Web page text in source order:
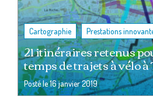
Cartographie , Prestations
21 itinéraires retenus
temps de trajets à vélo
Posté le16 janvier 2019